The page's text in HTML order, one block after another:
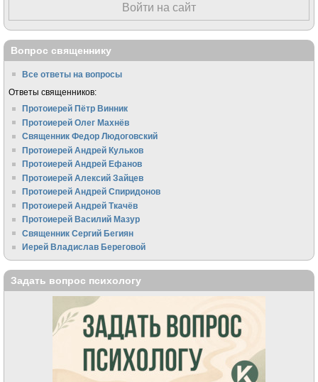
Войти на сайт
Вопрос священнику
Все ответы на вопросы
Ответы священников:
Протоиерей Пётр Винник
Протоиерей Олег Махнёв
Священник Федор Людоговский
Протоиерей Андрей Кульков
Протоиерей Андрей Ефанов
Протоиерей Алексий Зайцев
Протоиерей Андрей Спиридонов
Протоиерей Андрей Ткачёв
Протоиерей Василий Мазур
Священник Сергий Бегиян
Иерей Владислав Береговой
Задать вопрос психологу